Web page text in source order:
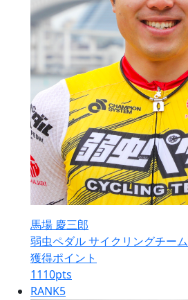
馬場 慶三郎
弱虫ペダル サイクリングチーム
獲得ポイント
1110pts
RANK5